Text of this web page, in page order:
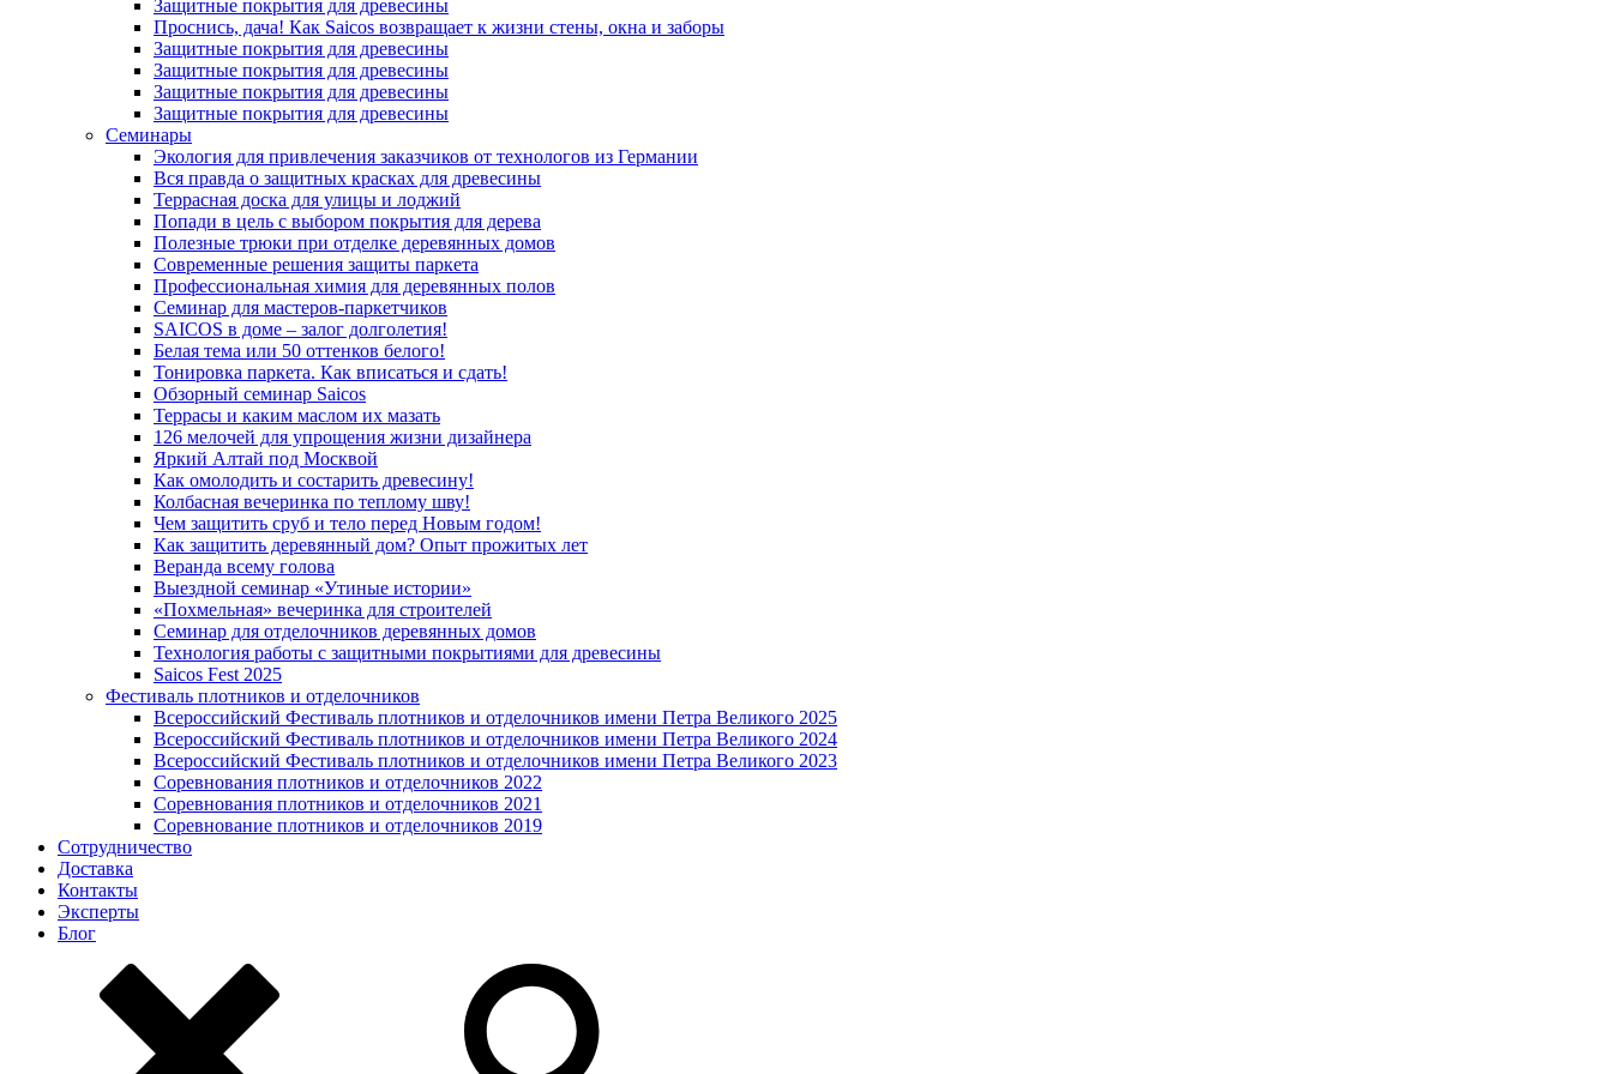
Защитные покрытия для древесины
Проснись, дача! Как Saicos возвращает к жизни стены, окна и заборы
Защитные покрытия для древесины
Защитные покрытия для древесины
Защитные покрытия для древесины
Защитные покрытия для древесины
Семинары
Экология для привлечения заказчиков от технологов из Германии
Вся правда о защитных красках для древесины
Террасная доска для улицы и лоджий
Попади в цель с выбором покрытия для дерева
Полезные трюки при отделке деревянных домов
Современные решения защиты паркета
Профессиональная химия для деревянных полов
Семинар для мастеров-паркетчиков
SAICOS в доме – залог долголетия!
Белая тема или 50 оттенков белого!
Тонировка паркета. Как вписаться и сдать!
Обзорный семинар Saicos
Террасы и каким маслом их мазать
126 мелочей для упрощения жизни дизайнера
Яркий Алтай под Москвой
Как омолодить и состарить древесину!
Колбасная вечеринка по теплому шву!
Чем защитить сруб и тело перед Новым годом!
Как защитить деревянный дом? Опыт прожитых лет
Веранда всему голова
Выездной семинар «Утиные истории»
«Похмельная» вечеринка для строителей
Семинар для отделочников деревянных домов
Технология работы с защитными покрытиями для древесины
Saicos Fest 2025
Фестиваль плотников и отделочников
Всероссийский Фестиваль плотников и отделочников имени Петра Великого 2025
Всероссийский Фестиваль плотников и отделочников имени Петра Великого 2024
Всероссийский Фестиваль плотников и отделочников имени Петра Великого 2023
Соревнования плотников и отделочников 2022
Соревнования плотников и отделочников 2021
Соревнование плотников и отделочников 2019
Сотрудничество
Доставка
Контакты
Эксперты
Блог